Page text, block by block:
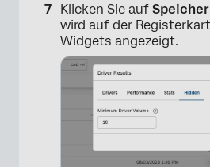
Klicken Sie auf
wird auf der
Widgets angezeigt.